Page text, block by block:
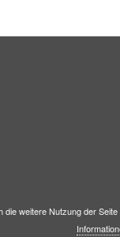
die weitere Nutzung der